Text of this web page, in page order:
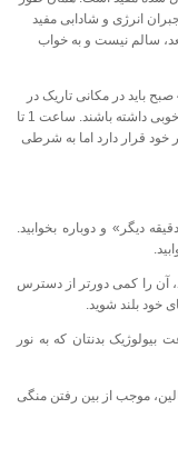
به مدت15 تا 45 دقیقه برای جبران انرژی و شادابی مفید
یعنی از ساعت 4 عصر به بعد، سالم نیست و به خواب
6- شب‌ها تا دیر وقت بیدار نمانید. به ویژه از ساعت 1 تا 4 صبح باید در مکانی تاریک در
خواب باشید تا هورمونهای رشد و ملاتونین بتوانند عملکرد خوبی داشته باشند. ساعت 1 تا
خود قرار دارد اما به شرطی
7- وقتی صبح بیدار شدید، به هیچ وجه نگویید «فقط 5 دقیقه دیگر» و دوباره بخوابید.
آن را کمی دورتر از دسترس
خود بلند شوید.
بیولوژیک بدنتان که به نور
موجب از بین رفتن منگی